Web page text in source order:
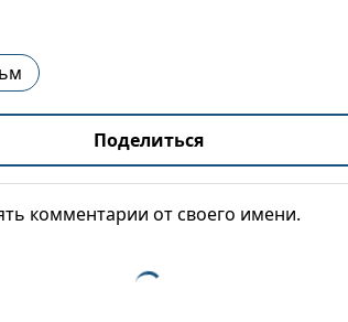
Поделиться
комментарии от своего имени.